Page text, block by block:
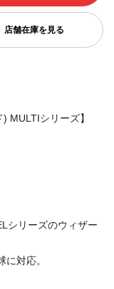
MULTIシリーズ】
シリーズのウィザー
対応。